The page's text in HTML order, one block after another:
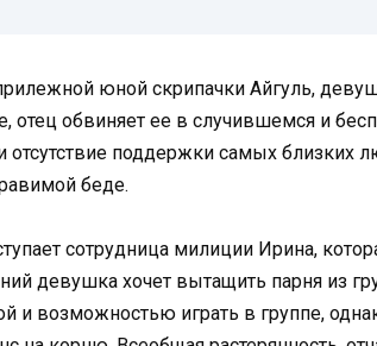
юной скрипачки Айгуль,
отец обвиняет ее в случившемся и
отсутствие поддержки самых близких
беде.
сотрудница милиции Ирина,
девушка хочет вытащить парня из
и возможностью играть в группе,